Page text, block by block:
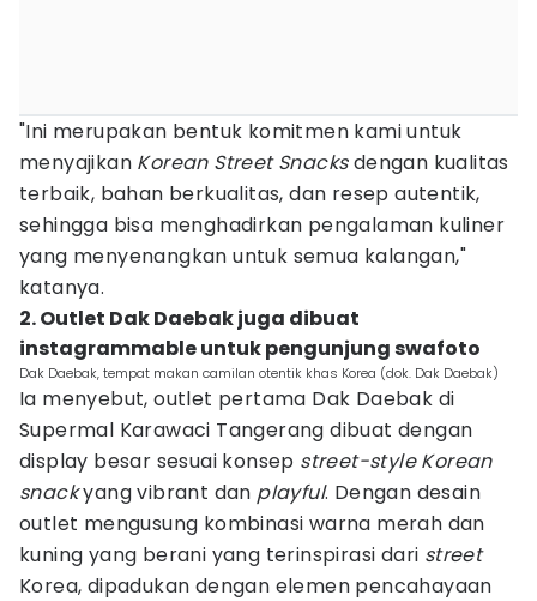
"Ini merupakan bentuk komitmen kami untuk
menyajikan Korean Street Snacksdengan kualitas
terbaik, bahan berkualitas, dan resep autentik,
sehingga bisa menghadirkan pengalaman kuliner
yang menyenangkan untuk semua kalangan,"
katanya.
2. Outlet Dak Daebak juga dibuat
instagrammable untuk pengunjung swafoto
Dak Daebak, tempat makan camilan otentik khas Korea (dok. Dak Daebak)
Ia menyebut, outlet pertama Dak Daebak di
Supermal Karawaci Tangerang dibuat dengan
display besar sesuai konsep street-style Korean
snackyang vibrant dan playful. Dengan desain
outlet mengusung kombinasi warna merah dan
kuning yang berani yang terinspirasi dari street
Korea, dipadukan dengan elemen pencahayaan